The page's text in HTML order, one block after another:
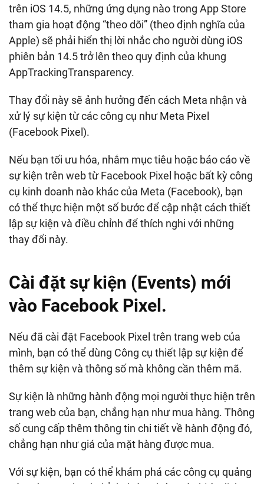
trên iOS 14.5, những ứng dụng nào trong App Store
tham gia hoạt động “theo dõi” (theo định nghĩa của
Apple) sẽ phải hiển thị lời nhắc cho người dùng iOS
phiên bản 14.5 trở lên theo quy định của khung
AppTrackingTransparency.
Thay đổi này sẽ ảnh hưởng đến cách Meta nhận và
xử lý sự kiện từ các công cụ như Meta Pixel
(Facebook Pixel).
Nếu bạn tối ưu hóa, nhắm mục tiêu hoặc báo cáo về
sự kiện trên web từ Facebook Pixel hoặc bất kỳ công
cụ kinh doanh nào khác của Meta (Facebook), bạn
có thể thực hiện một số bước để cập nhật cách thiết
lập sự kiện và điều chỉnh để thích nghi với những
thay đổi này.
Cài đặt sự kiện (Events) mới
vào Facebook Pixel.
Nếu đã cài đặt Facebook Pixel trên trang web của
mình, bạn có thể dùng Công cụ thiết lập sự kiện để
thêm sự kiện và thông số mà không cần thêm mã.
Sự kiện là những hành động mọi người thực hiện trên
trang web của bạn, chẳng hạn như mua hàng. Thông
số cung cấp thêm thông tin chi tiết về hành động đó,
chẳng hạn như giá của mặt hàng được mua.
Với sự kiện, bạn có thể khám phá các công cụ quảng